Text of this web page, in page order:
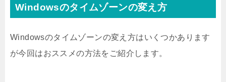
Windowsのタイムゾーンの変え方
Windowsのタイムゾーンの変え方はいくつかあります
が今回はおススメの方法をご紹介します。